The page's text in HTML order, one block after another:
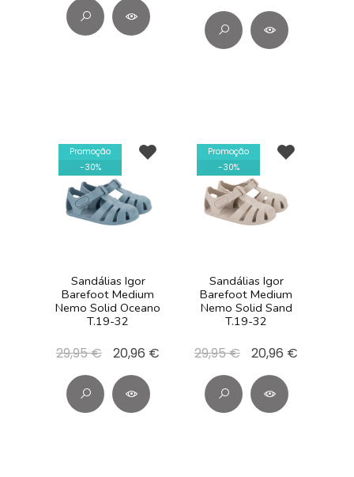
Promoção
-30%
Sandálias Igor
Barefoot Medium
Nemo Solid Oceano
T.19-32
29,95 € 20,96 €
Promoção
-30%
Sandálias Igor
Barefoot Medium
Nemo Solid Sand
T.19-32
29,95 € 20,96 €